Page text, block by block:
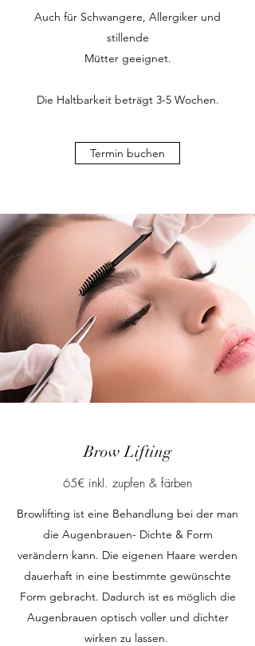
Auch für Schwangere, Allergiker und
stillende
Mütter geeignet.
Die Haltbarkeit beträgt 3-5 Wochen.
Termin buchen
Brow Lifting
65€ inkl. zupfen & färben
Browlifting ist eine Behandlung bei der man
die Augenbrauen- Dichte & Form
verändern kann. Die eigenen Haare werden
dauerhaft in eine bestimmte gewünschte
Form gebracht. Dadurch ist es möglich die
Augenbrauen optisch voller und dichter
wirken zu lassen.